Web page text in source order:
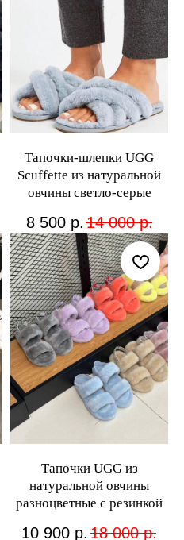
Тапочки-шлепки UGG
Scuffette из натуральной
овчины светло-серые
8 500 р. 14 000 р.
Тапочки UGG из
натуральной овчины
разноцветные с резинкой
10 900 р. 18 000 р.